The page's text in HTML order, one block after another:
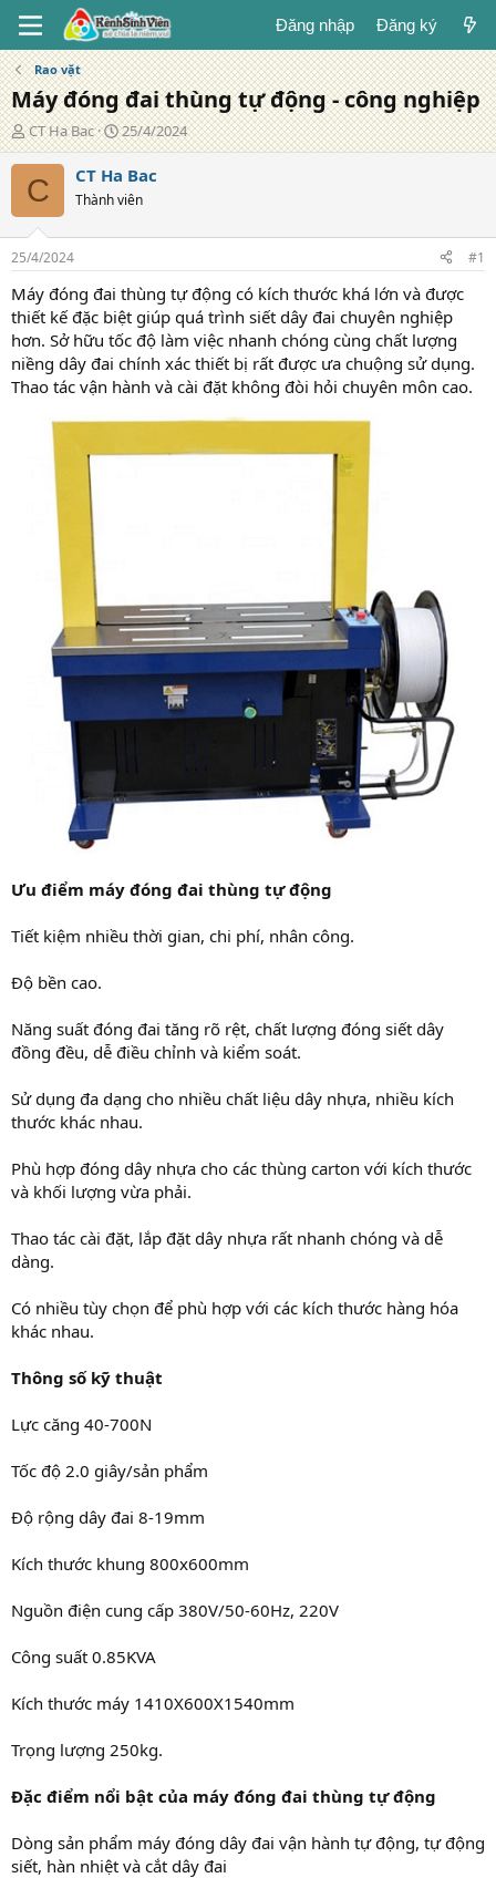
Đăng nhập Đăng ký
Rao vặt
Máy đóng đai thùng tự động - công nghiệp
T
á
c
g
ả
CT Ha Bac
N
g
à
y
đ
g
25/4/2024
C CT Ha Bac
Thành viên
25/4/2024 #1
Máy đóng đai thùng tự động có kích thước khá lớn và được
thiết kế đặc biệt giúp quá trình siết dây đai chuyên nghiệp
hơn. Sở hữu tốc độ làm việc nhanh chóng cùng chất lượng
niềng dây đai chính xác thiết bị rất được ưa chuộng sử dụng.
Thao tác vận hành và cài đặt không đòi hỏi chuyên môn cao.
Ưu điểm máy đóng đai thùng tự động
Tiết kiệm nhiều thời gian, chi phí, nhân công.
Độ bền cao.
Năng suất đóng đai tăng rõ rệt, chất lượng đóng siết dây
đồng đều, dễ điều chỉnh và kiểm soát.
Sử dụng đa dạng cho nhiều chất liệu dây nhựa, nhiều kích
thước khác nhau.
Phù hợp đóng dây nhựa cho các thùng carton với kích thước
và khối lượng vừa phải.
Thao tác cài đặt, lắp đặt dây nhựa rất nhanh chóng và dễ
dàng.
Có nhiều tùy chọn để phù hợp với các kích thước hàng hóa
khác nhau.
Thông số kỹ thuật
Lực căng 40-700N
Tốc độ 2.0 giây/sản phẩm
Độ rộng dây đai 8-19mm
Kích thước khung 800x600mm
Nguồn điện cung cấp 380V/50-60Hz, 220V
Công suất 0.85KVA
Kích thước máy 1410X600X1540mm
Trọng lượng 250kg.
Đặc điểm nổi bật của máy đóng đai thùng tự động
Dòng sản phẩm máy đóng dây đai vận hành tự động, tự động
siết, hàn nhiệt và cắt dây đai